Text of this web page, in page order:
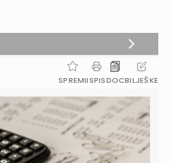
SPREMIISPISDOCBILJEŠKE